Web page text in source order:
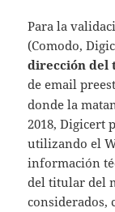
Para la
(Comodo,
dirección del
de email
donde la
2018, Digicert
utilizando el
información
del titular del
considerados,